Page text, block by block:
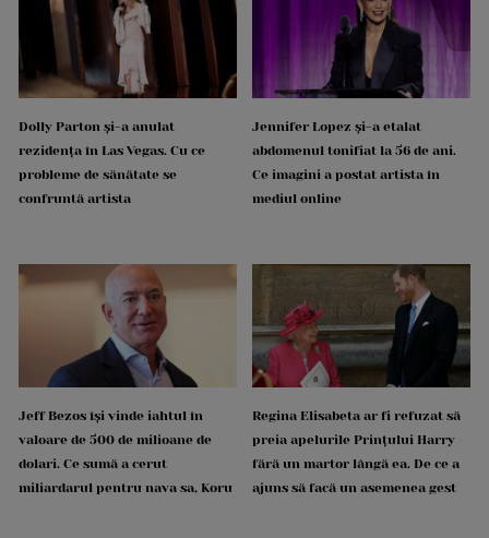
Dolly Parton și-a anulat
rezidența în Las Vegas. Cu ce
probleme de sănătate se
confruntă artista
Jennifer Lopez și-a etalat
abdomenul tonifiat la 56 de ani.
Ce imagini a postat artista în
mediul online
Jeff Bezos își vinde iahtul în
valoare de 500 de milioane de
dolari. Ce sumă a cerut
miliardarul pentru nava sa, Koru
Regina Elisabeta ar fi refuzat să
preia apelurile Prințului Harry
fără un martor lângă ea. De ce a
ajuns să facă un asemenea gest